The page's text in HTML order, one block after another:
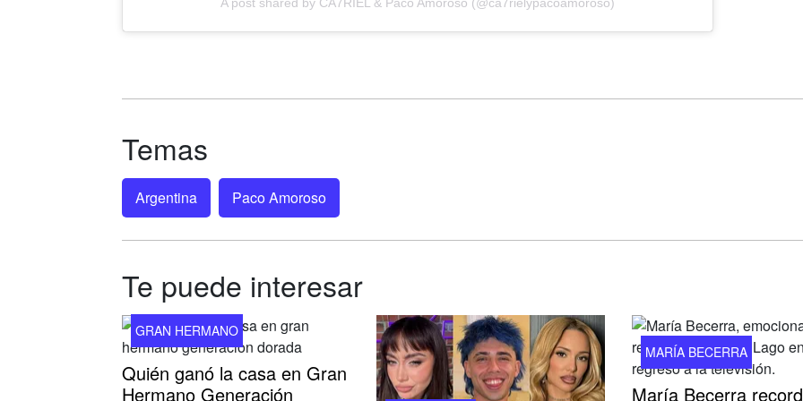
Temas
Argentina Paco Amoroso
Te puede interesar
GRAN HERMANO
Quién ganó la casa en Gran
Hermano Generación
MARÍA BECERRA
María Becerra